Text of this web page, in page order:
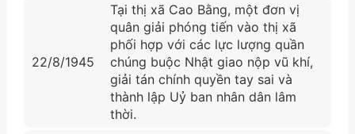
22/8/1945
Tại thị xã Cao Bằng, một đơn vị
quân giải phóng tiến vào thị xã
phối hợp với các lực lượng quần
chúng buộc Nhật giao nộp vũ khí,
giải tán chính quyền tay sai và
thành lập Uỷ ban nhân dân lâm
thời.